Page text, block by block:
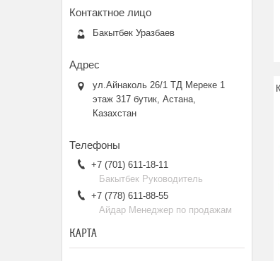
Бакытбек Уразбаев
ул.Айнаколь 26/1 ТД Мереке 1
этаж 317 бутик, Астана,
Казахстан
+7 (701) 611-18-11
Бакытбек Руководитель
+7 (778) 611-88-55
Айдар Менеджер по продажам
КАРТА